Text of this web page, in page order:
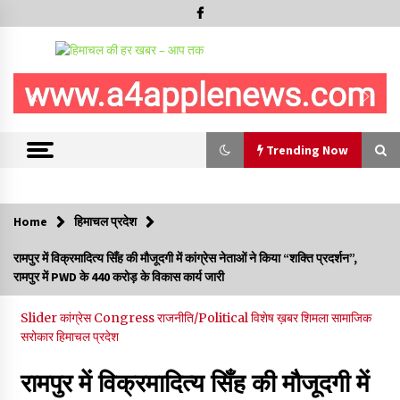
Trending Now
देवता जाख मंदिर रचोली में तीन दिवसीय “सावन मेला” देव विदाई के साथ
सम्पन्न
10/08/2026
Home हिमाचल प्रदेश
रामपुर में विक्रमादित्य सिँह की मौजूदगी में कांग्रेस नेताओं ने किया “शक्ति प्रदर्शन”,
रामपुर में PWD के 440 करोड़ के विकास कार्य जारी
Sliderकांग्रेस Congressराजनीति/Politicalविशेष ख़बरशिमलासामाजिक
सरोकारहिमाचल प्रदेश
रामपुर में विक्रमादित्य सिँह की मौजूदगी में